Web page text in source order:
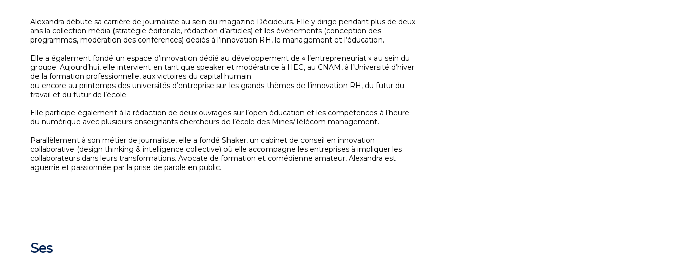
Alexandra débute sa carrière de journaliste au sein du magazine Décideurs. Elle y dirige pendant plus de deux
ans la collection média (stratégie éditoriale, rédaction d’articles) et les événements (conception des
programmes, modération des conférences) dédiés à l’innovation RH, le management et l’éducation.
Elle a également fondé un espace d’innovation dédié au développement de « l’entrepreneuriat » au sein du
groupe. Aujourd’hui, elle intervient en tant que speaker et modératrice à HEC, au CNAM, à l’Université d’hiver
de la formation professionnelle, aux victoires du capital humain
ou encore au printemps des universités d’entreprise sur les grands thèmes de l’innovation RH, du futur du
travail et du futur de l’école.
Elle participe également à la rédaction de deux ouvrages sur l’open éducation et les compétences à l’heure
du numérique avec plusieurs enseignants chercheurs de l’école des Mines/Télécom management.
Parallèlement à son métier de journaliste, elle a fondé Shaker, un cabinet de conseil en innovation
collaborative (design thinking & intelligence collective) où elle accompagne les entreprises à impliquer les
collaborateurs dans leurs transformations. Avocate de formation et comédienne amateur, Alexandra est
aguerrie et passionnée par la prise de parole en public.
Ses